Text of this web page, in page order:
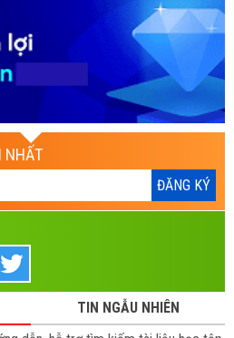
NHẤT
TIN NGẪU NHIÊN